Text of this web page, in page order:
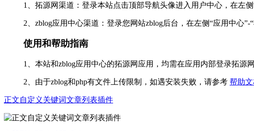
1、拓源网渠道：登录本站点击顶部导航头像进入用户中心，在左侧
2、zblog应用中心渠道：登录您网站zblog后台，在左侧“应用中心
使用和帮助指南
1、本站和zblog应用中心的拓源网应用，均需在应用内部登录拓源网
2、由于zblog和php有文件上传限制，如遇安装失败，请参考 帮助
正文自定义关键词文章列表插件